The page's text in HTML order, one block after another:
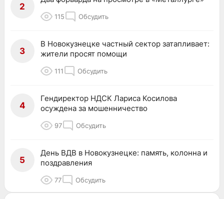
2
115 Обсудить
3
В Новокузнецке частный сектор затапливает:
жители просят помощи
111 Обсудить
4
Гендиректор НДСК Лариса Косилова
осуждена за мошенничество
97 Обсудить
5
День ВДВ в Новокузнецке: память, колонна и
поздравления
77 Обсудить